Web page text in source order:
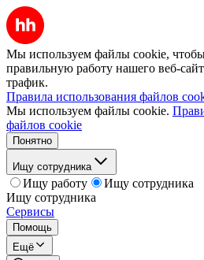
Мы используем файлы cookie, чтобы
правильную работу нашего веб-
трафик.
Правила использования файлов
Мы используем файлы cookie.
файлов cookie
Понятно
Ищу сотрудника
Ищу работу
Ищу сотрудника
Ищу сотрудника
Сервисы
Помощь
Ещё